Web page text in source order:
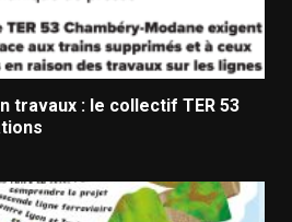
travaux : le collectif TER 53